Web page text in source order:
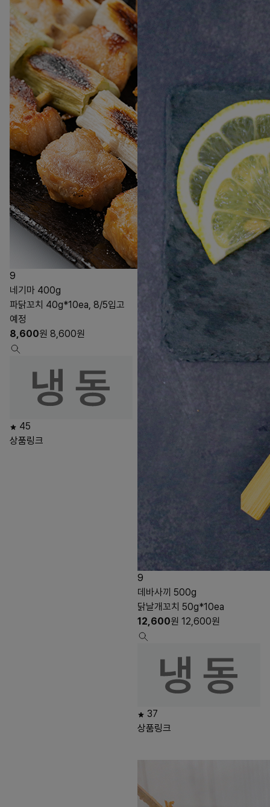
9
네기마 400g
파닭꼬치 40g*10ea, 8/5입고
예정
8,600원 8,600원
45
상품링크
9
데바사끼 500g
닭날개꼬치 50g*10ea
12,600원 12,600원
37
상품링크